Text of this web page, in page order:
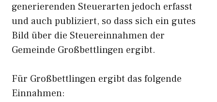
generierenden Steuerarten jedoch erfasst
und auch publiziert, so dass sich ein gutes
Bild über die Steuereinnahmen der
Gemeinde Großbettlingen ergibt.
Für Großbettlingen ergibt das folgende
Einnahmen: